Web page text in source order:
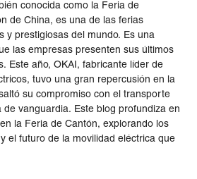
conocida como la Feria de
de China, es una de las ferias
y prestigiosas del mundo. Es una
las empresas presenten sus últimos
Este año, OKAI, fabricante líder de
tuvo una gran repercusión en la
su compromiso con el transporte
de vanguardia. Este blog profundiza en
la Feria de Cantón, explorando los
el futuro de la movilidad eléctrica que